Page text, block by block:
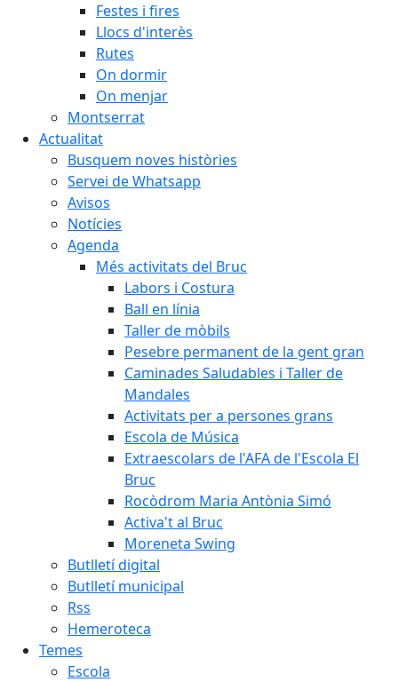
Festes i fires
Llocs d'interès
Rutes
On dormir
On menjar
Montserrat
Actualitat
Busquem noves històries
Servei de Whatsapp
Avisos
Notícies
Agenda
Més activitats del Bruc
Labors i Costura
Ball en línia
Taller de mòbils
Pesebre permanent de la gent gran
Caminades Saludables i Taller de
Mandales
Activitats per a persones grans
Escola de Música
Extraescolars de l'AFA de l'Escola El
Bruc
Rocòdrom Maria Antònia Simó
Activa't al Bruc
Moreneta Swing
Butlletí digital
Butlletí municipal
Rss
Hemeroteca
Temes
Escola